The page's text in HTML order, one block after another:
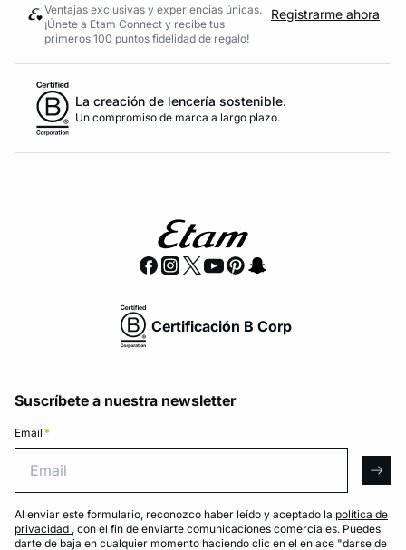
Ventajas exclusivas y experiencias únicas.
¡Únete a Etam Connect y recibe tus
primeros 100 puntos fidelidad de regalo!
Registrarme ahora
La creación de lencería sostenible.
Un compromiso de marca a largo plazo.
Certificación B Corp
Suscríbete a nuestra newsletter
Email *
Al enviar este formulario, reconozco haber leído y aceptado la política de
privacidad , con el fin de enviarte comunicaciones comerciales. Puedes
darte de baja en cualquier momento haciendo clic en el enlace "darse de